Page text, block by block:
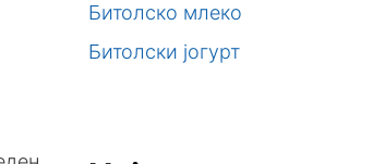
Битолско млеко
Битолски јогурт